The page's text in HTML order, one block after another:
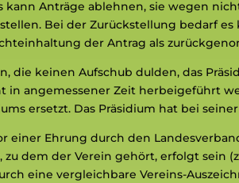
kann Anträge ablehnen, sie wegen
Bei der Zurückstellung bedarf
der Antrag als
die keinen Aufschub dulden, das
in angemessener Zeit herbeigeführt
ersetzt. Das Präsidium hat bei
einer Ehrung durch den
dem der Verein gehört, erfolgt sein
eine vergleichbare Vereins-